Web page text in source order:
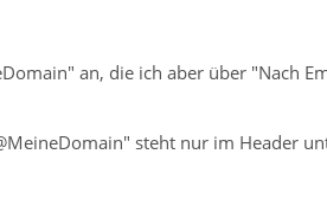
an, die ich aber über "Nach
steht nur im Header